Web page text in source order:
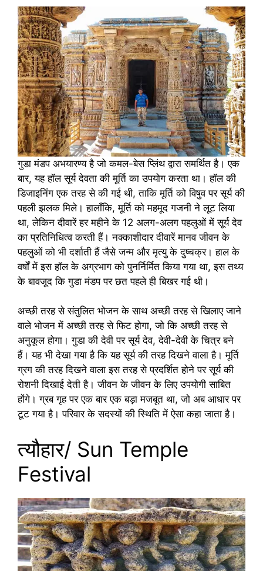
गुडा मंडप अभयारण्य है जो कमल-बेस प्लिंथ द्वारा समर्थित है। एक
बार, यह हॉल सूर्य देवता की मूर्ति का उपयोग करता था। हॉल की
डिजाइनिंग एक तरह से की गई थी, ताकि मूर्ति को विषुव पर सूर्य की
पहली झलक मिले। हालाँकि, मूर्ति को महमूद गजनी ने लूट लिया
था, लेकिन दीवारें हर महीने के 12 अलग-अलग पहलुओं में सूर्य देव
का प्रतिनिधित्व करती हैं। नक्काशीदार दीवारें मानव जीवन के
पहलुओं को भी दर्शाती हैं जैसे जन्म और मृत्यु के दुष्चक्र। हाल के
वर्षों में इस हॉल के अग्रभाग को पुनर्निर्मित किया गया था, इस तथ्य
के बावजूद कि गुडा मंडप पर छत पहले ही बिखर गई थी।
अच्छी तरह से संतुलित भोजन के साथ अच्छी तरह से खिलाए जाने
वाले भोजन में अच्छी तरह से फिट होगा, जो कि अच्छी तरह से
अनुकूल होगा। गुडा की देवी पर सूर्य देव, देवी-देवी के चित्र बने
हैं। यह भी देखा गया है कि यह सूर्य की तरह दिखने वाला है। मूर्ति
ग्रग की तरह दिखने वाला इस तरह से प्रदर्शित होने पर सूर्य की
रोशनी दिखाई देती है। जीवन के जीवन के लिए उपयोगी साबित
होंगे। ग्रब गृह पर एक बार एक बड़ा मजबूत था, जो अब आधार पर
टूट गया है। परिवार के सदस्यों की स्थिति में ऐसा कहा जाता है।
त्यौहार/ Sun Temple
Festival